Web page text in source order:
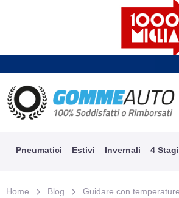
Pneumatici Estivi Invernali 4
Home Blog Guidare con